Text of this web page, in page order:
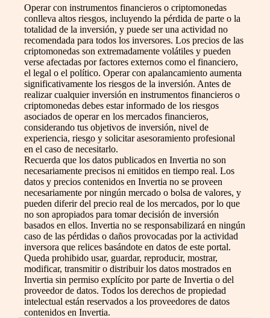
Operar con instrumentos financieros o criptomonedas
conlleva altos riesgos, incluyendo la pérdida de parte o la
totalidad de la inversión, y puede ser una actividad no
recomendada para todos los inversores. Los precios de las
criptomonedas son extremadamente volátiles y pueden
verse afectadas por factores externos como el financiero,
el legal o el político. Operar con apalancamiento aumenta
significativamente los riesgos de la inversión. Antes de
realizar cualquier inversión en instrumentos financieros o
criptomonedas debes estar informado de los riesgos
asociados de operar en los mercados financieros,
considerando tus objetivos de inversión, nivel de
experiencia, riesgo y solicitar asesoramiento profesional
en el caso de necesitarlo.
Recuerda que los datos publicados en Invertia no son
necesariamente precisos ni emitidos en tiempo real. Los
datos y precios contenidos en Invertia no se proveen
necesariamente por ningún mercado o bolsa de valores, y
pueden diferir del precio real de los mercados, por lo que
no son apropiados para tomar decisión de inversión
basados en ellos. Invertia no se responsabilizará en ningún
caso de las pérdidas o daños provocadas por la actividad
inversora que relices basándote en datos de este portal.
Queda prohibido usar, guardar, reproducir, mostrar,
modificar, transmitir o distribuir los datos mostrados en
Invertia sin permiso explícito por parte de Invertia o del
proveedor de datos. Todos los derechos de propiedad
intelectual están reservados a los proveedores de datos
contenidos en Invertia.